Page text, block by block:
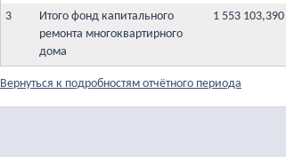
3
Итого фонд капитального
ремонта многоквартирного
дома
1 553 103,390
Вернуться к подробностям отчётного периода